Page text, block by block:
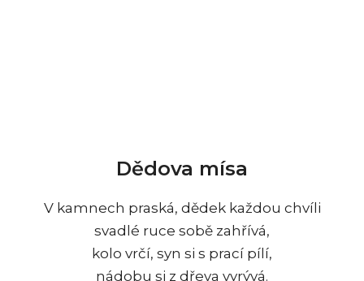
Dědova mísa
V kamnech praská, dědek každou chvíli
svadlé ruce sobě zahřívá,
kolo vrčí, syn si s prací pílí,
nádobu si z dřeva vyrývá.